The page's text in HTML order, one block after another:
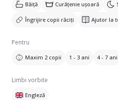
Băiță Curățenie ușoară
Îngrijire copii răciți Ajutor la
Pentru
Maxim 2 copii 1 - 3 ani 4 - 7 ani
Limbi vorbite
Engleză